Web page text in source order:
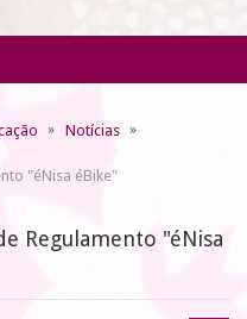
Notícias
"éNisa éBike"
Regulamento "éNisa